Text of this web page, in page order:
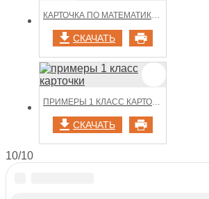
КАРТОЧКА ПО МАТЕМАТИКЕ ДЛЯ 1 КЛАССА
СКАЧАТЬ
ПРИМЕРЫ 1 КЛАСС КАРТОЧКИ
СКАЧАТЬ
10/10